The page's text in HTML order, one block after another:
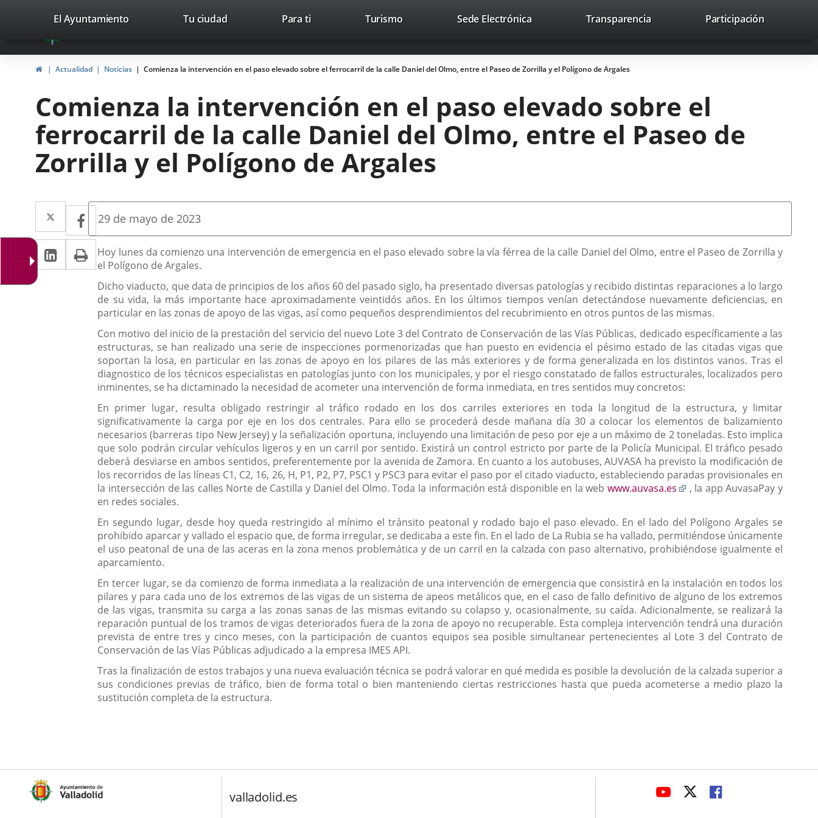
Portal
Web
del
Valladolid
avaTop Trabaja con nosotros Contacto avaHeaderSocial
Enlace
una
aplicación
Enlace
una
aplicación
Enlace
una
aplicación
Buscar
valladolid.es
El Ayuntamiento Tu ciudad Para ti TurismoEste
abrirá
en
ventana
nueva.
Sede ElectrónicaEnlace
aplicación
externa.
Transparencia Participación
InicioActualidad Noticias Comienza la intervención en el paso elevado sobre el ferrocarril de la calle Daniel del Olmo, entre el Paseo de Zorrilla y el Polígono de Argales
Comienza la intervención en el paso elevado sobre el
ferrocarril de la calle Daniel del Olmo, entre el Paseo de
Zorrilla y el Polígono de Argales
Twitter
Enlace
a
una
aplicación
externa.
Facebook
Enlace
a
una
aplicación
externa.
LinkedIn
Enlace
a
aplicación
externa.
Imprimir
Fecha
la
noticia
29 de mayo de 2023
Descripción
Hoy lunes da comienzo una intervención de emergencia en el paso elevado sobre la vía férrea de la calle Daniel del Olmo, entre el Paseo de Zorrilla y
el Polígono de Argales.
Dicho viaducto, que data de principios de los años 60 del pasado siglo, ha presentado diversas patologías y recibido distintas reparaciones a lo largo
de su vida, la más importante hace aproximadamente veintidós años. En los últimos tiempos venían detectándose nuevamente deficiencias, en
particular en las zonas de apoyo de las vigas, así como pequeños desprendimientos del recubrimiento en otros puntos de las mismas.
Con motivo del inicio de la prestación del servicio del nuevo Lote 3 del Contrato de Conservación de las Vías Públicas, dedicado específicamente a las
estructuras, se han realizado una serie de inspecciones pormenorizadas que han puesto en evidencia el pésimo estado de las citadas vigas que
soportan la losa, en particular en las zonas de apoyo en los pilares de las más exteriores y de forma generalizada en los distintos vanos. Tras el
diagnostico de los técnicos especialistas en patologías junto con los municipales, y por el riesgo constatado de fallos estructurales, localizados pero
inminentes, se ha dictaminado la necesidad de acometer una intervención de forma inmediata, en tres sentidos muy concretos:
En primer lugar, resulta obligado restringir al tráfico rodado en los dos carriles exteriores en toda la longitud de la estructura, y limitar
significativamente la carga por eje en los dos centrales. Para ello se procederá desde mañana día 30 a colocar los elementos de balizamiento
necesarios (barreras tipo New Jersey) y la señalización oportuna, incluyendo una limitación de peso por eje a un máximo de 2 toneladas. Esto implica
que solo podrán circular vehículos ligeros y en un carril por sentido. Existirá un control estricto por parte de la Policía Municipal. El tráfico pesado
deberá desviarse en ambos sentidos, preferentemente por la avenida de Zamora. En cuanto a los autobuses, AUVASA ha previsto la modificación de
los recorridos de las líneas C1, C2, 16, 26, H, P1, P2, P7, PSC1 y PSC3 para evitar el paso por el citado viaducto, estableciendo paradas provisionales en
la intersección de las calles Norte de Castilla y Daniel del Olmo. Toda la información está disponible en la webwww.auvasa.es
Enlace
aplicación
externa.
, la app AuvasaPay y
en redes sociales.
En segundo lugar, desde hoy queda restringido al mínimo el tránsito peatonal y rodado bajo el paso elevado. En el lado del Polígono Argales se
prohibido aparcar y vallado el espacio que, de forma irregular, se dedicaba a este fin. En el lado de La Rubia se ha vallado, permitiéndose únicamente
el uso peatonal de una de las aceras en la zona menos problemática y de un carril en la calzada con paso alternativo, prohibiéndose igualmente el
aparcamiento.
En tercer lugar, se da comienzo de forma inmediata a la realización de una intervención de emergencia que consistirá en la instalación en todos los
pilares y para cada uno de los extremos de las vigas de un sistema de apeos metálicos que, en el caso de fallo definitivo de alguno de los extremos
de las vigas, transmita su carga a las zonas sanas de las mismas evitando su colapso y, ocasionalmente, su caída. Adicionalmente, se realizará la
reparación puntual de los tramos de vigas deteriorados fuera de la zona de apoyo no recuperable. Esta compleja intervención tendrá una duración
prevista de entre tres y cinco meses, con la participación de cuantos equipos sea posible simultanear pertenecientes al Lote 3 del Contrato de
Conservación de las Vías Públicas adjudicado a la empresa IMES API.
Tras la finalización de estos trabajos y una nueva evaluación técnica se podrá valorar en qué medida es posible la devolución de la calzada superior a
sus condiciones previas de tráfico, bien de forma total o bien manteniendo ciertas restricciones hasta que pueda acometerse a medio plazo la
sustitución completa de la estructura.
valladolid.es
ENLACEENLACEENLACE